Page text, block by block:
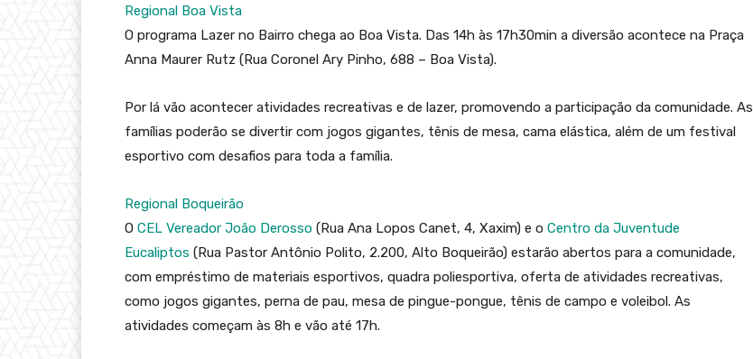
Regional Boa Vista
O programa Lazer no Bairro chega ao Boa Vista. Das 14h às 17h30min a diversão acontece na Praça
Anna Maurer Rutz (Rua Coronel Ary Pinho, 688 – Boa Vista).
Por lá vão acontecer atividades recreativas e de lazer, promovendo a participação da comunidade. As
famílias poderão se divertir com jogos gigantes, tênis de mesa, cama elástica, além de um festival
esportivo com desafios para toda a família.
Regional Boqueirão
O CEL Vereador João Derosso (Rua Ana Lopos Canet, 4, Xaxim) e o Centro da Juventude
Eucaliptos (Rua Pastor Antônio Polito, 2.200, Alto Boqueirão) estarão abertos para a comunidade,
com empréstimo de materiais esportivos, quadra poliesportiva, oferta de atividades recreativas,
como jogos gigantes, perna de pau, mesa de pingue-pongue, tênis de campo e voleibol. As
atividades começam às 8h e vão até 17h.